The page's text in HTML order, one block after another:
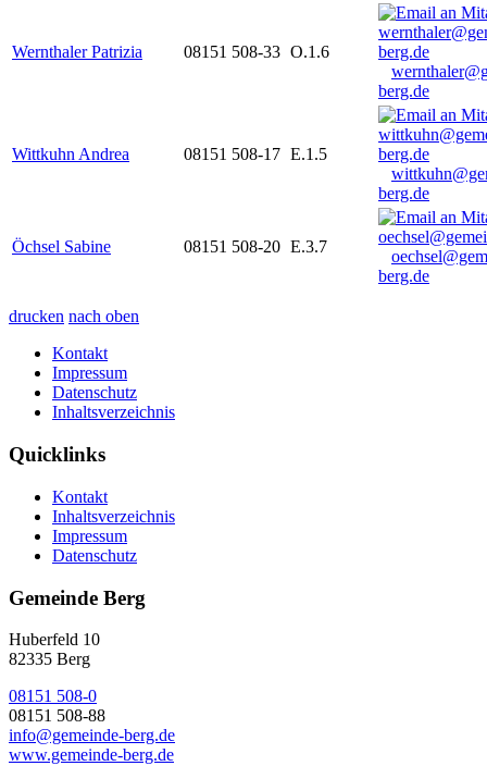
Wernthaler Patrizia 08151 508-33 O.1.6
berg.de
Wittkuhn Andrea 08151 508-17 E.1.5
berg.de
Öchsel Sabine 08151 508-20 E.3.7
berg.de
drucken nach oben
Kontakt
Impressum
Datenschutz
Inhaltsverzeichnis
Quicklinks
Kontakt
Inhaltsverzeichnis
Impressum
Datenschutz
Gemeinde Berg
Huberfeld 10
82335 Berg
08151 508-0
08151 508-88
info@gemeinde-berg.de
www.gemeinde-berg.de